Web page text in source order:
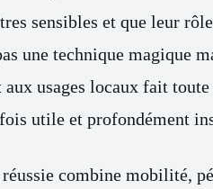
sensibles et que leur
une technique magique
usages locaux fait
utile et profondément
combine mobilité,